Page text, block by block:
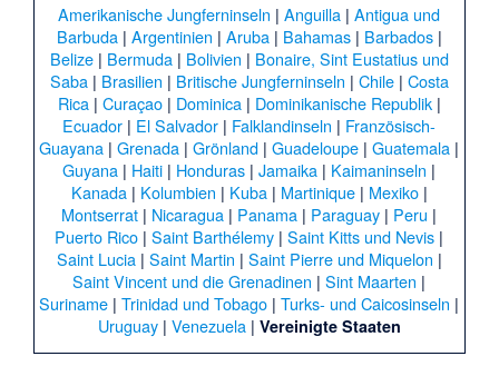
Amerikanische Jungferninseln |Anguilla |Antigua und
Barbuda| Argentinien | Aruba| Bahamas| Barbados|
Belize| Bermuda| Bolivien | Bonaire, Sint Eustatius und
Saba| Brasilien | Britische Jungferninseln | Chile| Costa
Rica| Curaçao| Dominica| Dominikanische Republik|
Ecuador | El Salvador | Falklandinseln | Französisch-
Guayana |Grenada |Grönland |Guadeloupe |Guatemala |
Guyana | Haiti | Honduras |Jamaika | Kaimaninseln |
Kanada| Kolumbien | Kuba| Martinique| Mexiko|
Montserrat | Nicaragua | Panama | Paraguay | Peru |
Puerto Rico |Saint Barthélemy |Saint Kitts und Nevis |
Saint Lucia| Saint Martin | Saint Pierre und Miquelon |
Saint Vincent und die Grenadinen |Sint Maarten |
Suriname |Trinidad und Tobago |Turks- und Caicosinseln |
Uruguay| Venezuela| Vereinigte Staaten